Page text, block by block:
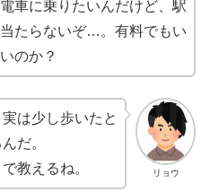
車に乗りたいんだけど、駅
たらないぞ…。有料でもい
のか？
リョウ
は少し歩いたと
だ。
教えるね。